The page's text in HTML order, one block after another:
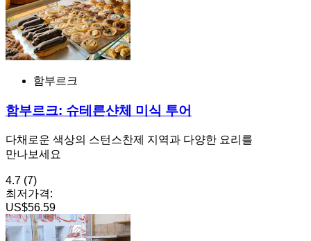
함부르크
함부르크: 슈테른샨체 미식 투어
다채로운 색상의 스턴스찬제 지역과 다양한 요리를
만나보세요
4.7 (7)
최저가격:
US$56.59